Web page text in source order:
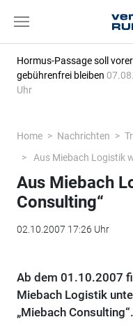
Hormus-Passage soll
gebührenfrei bleiben
Uhr
Home Nachrichten
Aus Miebach Logistik
Aus Miebach
Consulting“
02.10.2007 17:26 Uhr
Ab dem 01.10.2007
Miebach Logistik
„Miebach Consulting“.